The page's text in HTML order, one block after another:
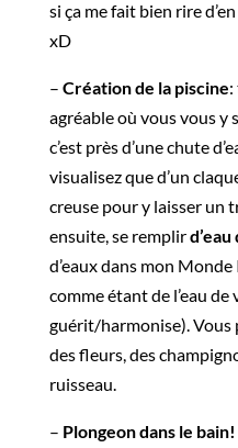
si ça me fait bien rire
xD
– Création de la piscine
agréable où vous vous y
c’est près d’une chute
visualisez que d’un
creuse pour y laisser un
ensuite, se remplir
d’eaux dans mon
comme étant de l’eau de
guérit/harmonise). Vous
des fleurs, des
ruisseau.
– Plongeon dans le bain!